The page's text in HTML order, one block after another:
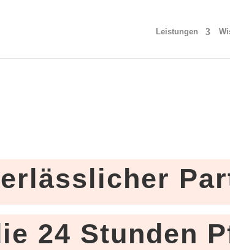
Leistungen
24 Stunden